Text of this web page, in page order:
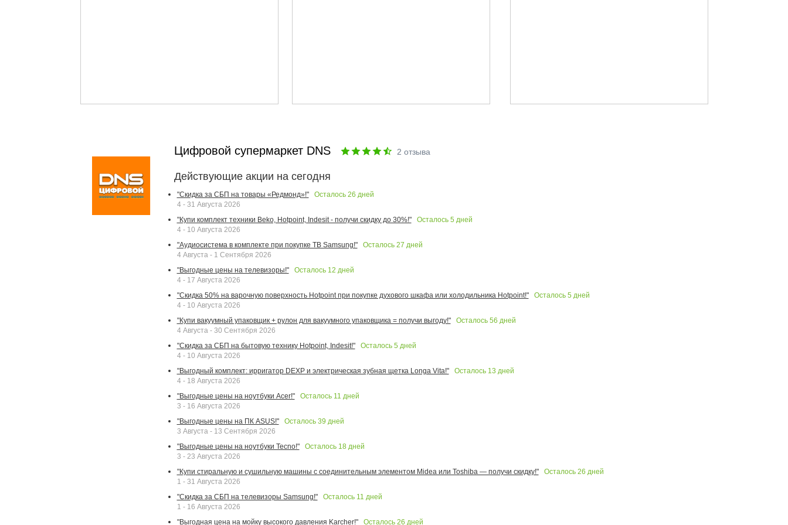
Цифровой супермаркет DNS 2 отзыва
Действующие акции на сегодня
"Скидка за СБП на товары «Редмонд»!" Осталось 26 дней
4 - 31 Августа 2026
"Купи комплект техники Beko, Hotpoint, Indesit - получи скидку до 30%!"
Осталось 5 дней
4 - 10 Августа 2026
"Аудиосистема в комплекте при покупке ТВ Samsung!"
Осталось 27 дней
4 Августа - 1 Сентября 2026
"Выгодные цены на телевизоры!"
Осталось 12 дней
4 - 17 Августа 2026
"Скидка 50% на варочную поверхность Hotpoint при покупке духового шкафа или холодильника Hotpoint!"
Осталось 5 дней
4 - 10 Августа 2026
"Купи вакуумный упаковщик + рулон для вакуумного упаковщика = получи выгоду!"
Осталось 56 дней
4 Августа - 30 Сентября 2026
"Скидка за СБП на бытовую технику Hotpoint, Indesit!"
Осталось 5 дней
4 - 10 Августа 2026
"Выгодный комплект: ирригатор DEXP и электрическая зубная щетка Longa Vita!"
Осталось 13 дней
4 - 18 Августа 2026
"Выгодные цены на ноутбуки Acer!"
Осталось 11 дней
3 - 16 Августа 2026
"Выгодные цены на ПК ASUS!"
Осталось 39 дней
3 Августа - 13 Сентября 2026
"Выгодные цены на ноутбуки Tecno!"
Осталось 18дней
3 - 23 Августа 2026
"Купи стиральную и сушильную машины с соединительным элементом Midea или Toshiba — получи скидку!"
Осталось 26 дней
1 - 31 Августа 2026
"Скидка за СБП на телевизоры Samsung!"
Осталось 11 дней
1 - 16 Августа 2026
"Выгодная цена на мойку высокого давления Karcher!"
Осталось 26 дней